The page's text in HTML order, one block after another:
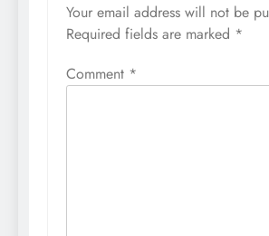
Your email address will not be
Required fields are marked *
Comment *